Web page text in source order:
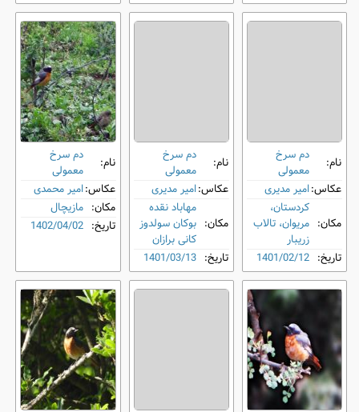
نام:
دم‌ سرخ
معمولی
عکاس:امیر مدیری
مکان:
کردستان،
مریوان، تالاب
زریبار
تاریخ: 1401/02/12
نام:
دم‌ سرخ
معمولی
عکاس:امیر مدیری
مکان:
مهاباد نقده
بوکان سولدوز
کانی برازان
تاریخ: 1401/03/13
نام:
دم‌ سرخ
معمولی
عکاس:امیر محمدی
مکان: مازیچال
تاریخ: 1402/04/02